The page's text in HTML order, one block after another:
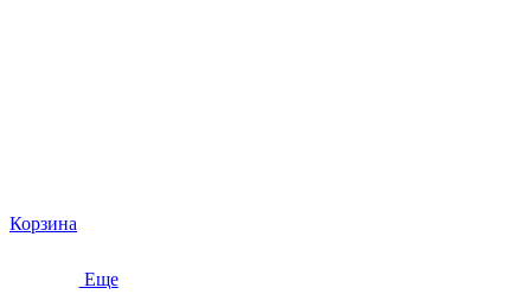
Корзина
Еще